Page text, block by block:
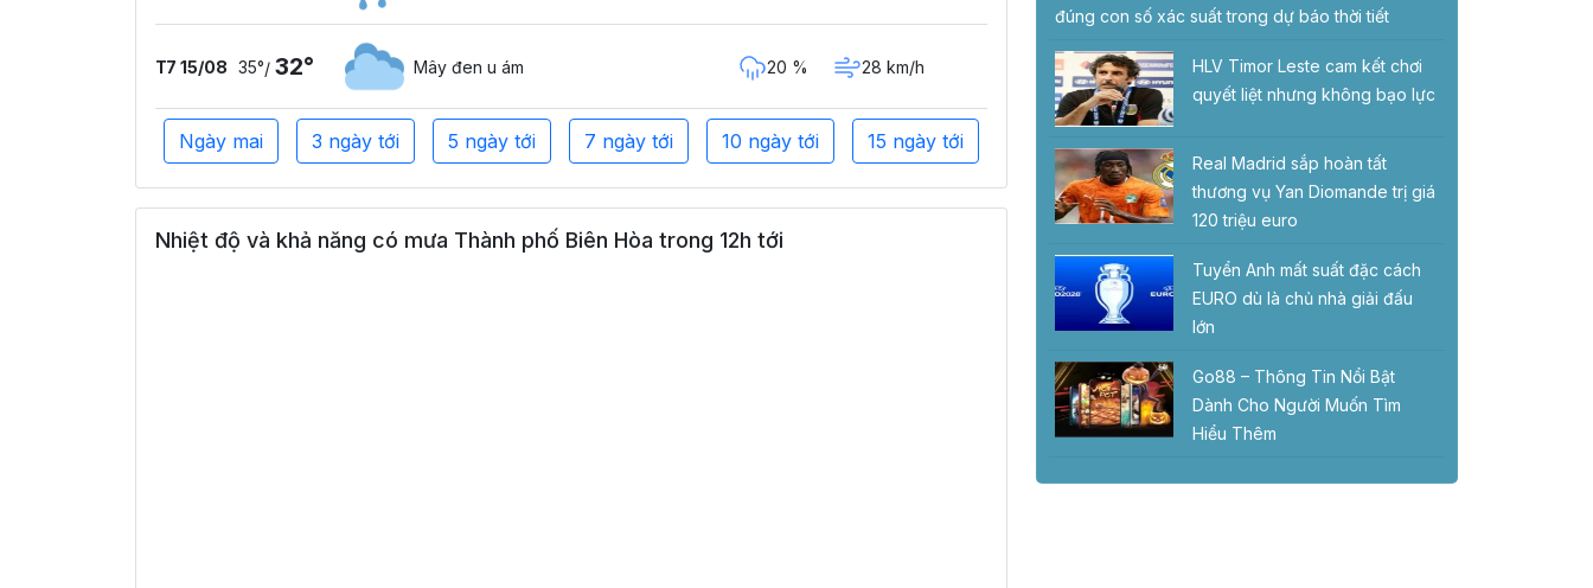
T7 15/08 35°/ 32° Mây đen u ám 20 % 28 km/h
Ngày mai 3 ngày tới 5 ngày tới 7 ngày tới 10 ngày tới 15 ngày tới
Nhiệt độ và khả năng có mưa Thành phố Biên Hòa trong 12h tới
đúng con số xác suất trong dự báo thời tiết
HLV Timor Leste cam kết chơi
quyết liệt nhưng không bạo lực
Real Madrid sắp hoàn tất
thương vụ Yan Diomande trị giá
120 triệu euro
Tuyển Anh mất suất đặc cách
EURO dù là chủ nhà giải đấu
lớn
Go88 – Thông Tin Nổi Bật
Dành Cho Người Muốn Tìm
Hiểu Thêm